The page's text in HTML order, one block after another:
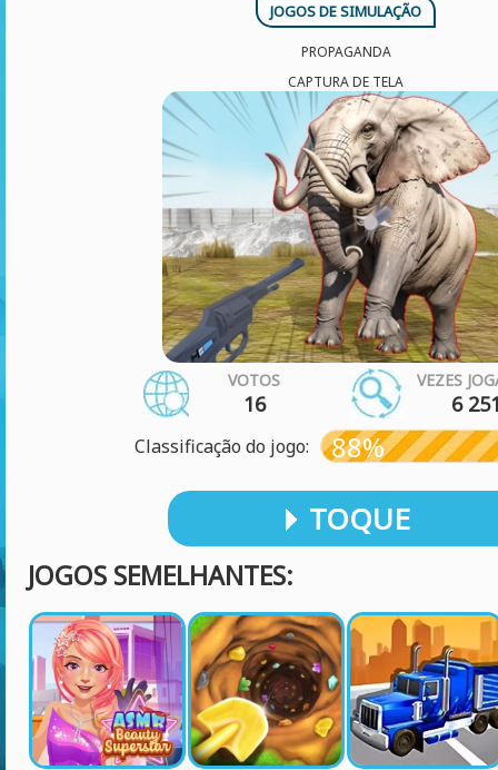
JOGOS DE SIMULAÇÃO
PROPAGANDA
CAPTURA DE TELA
VOTOS
16
VEZES
6
Classificação do jogo: 88%
TOQUE
JOGOS SEMELHANTES: